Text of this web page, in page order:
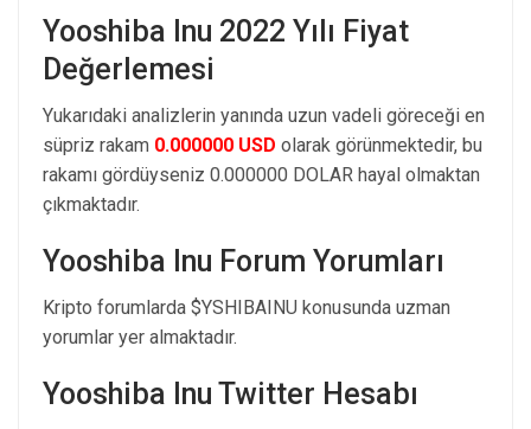
Yooshiba Inu 2022 Yılı Fiyat
Değerlemesi
Yukarıdaki analizlerin yanında uzun vadeli göreceği en
süpriz rakam 0.000000 USD olarak görünmektedir, bu
rakamı gördüyseniz 0.000000 DOLAR hayal olmaktan
çıkmaktadır.
Yooshiba Inu Forum Yorumları
Kripto forumlarda $YSHIBAINU konusunda uzman
yorumlar yer almaktadır.
Yooshiba Inu Twitter Hesabı